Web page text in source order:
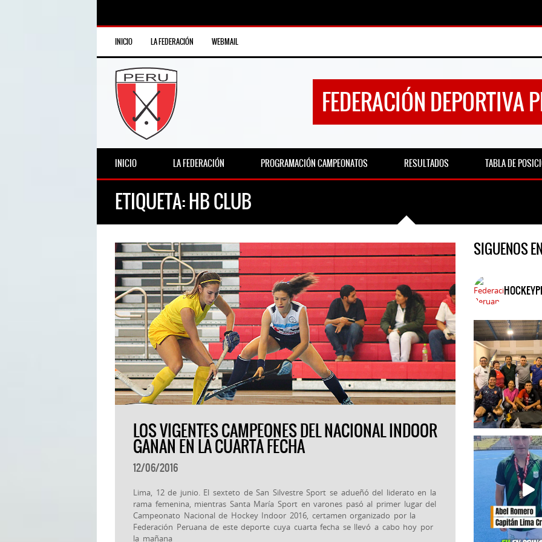
INICIO LA FEDERACIÓN WEBMAIL
FEDERACIÓN DEPORTIVA
INICIO LA FEDERACIÓN PROGRAMACIÓN CAMPEONATOS RESULTADOS TABLA DE
ETIQUETA:HB CLUB
LOS VIGENTES CAMPEONES DEL NACIONAL INDOOR
GANAN EN LA CUARTA FECHA
12/06/2016
Lima, 12 de junio. El sexteto de San Silvestre Sport se adueñó del liderato en la
rama femenina, mientras Santa María Sport en varones pasó al primer lugar del
Campeonato Nacional de Hockey Indoor 2016, certamen organizado por la
Federación Peruana de este deporte cuya cuarta fecha se llevó a cabo hoy por
la mañana
SIGUENOS